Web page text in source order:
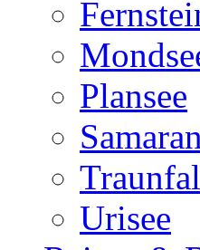
Plansee
Urisee